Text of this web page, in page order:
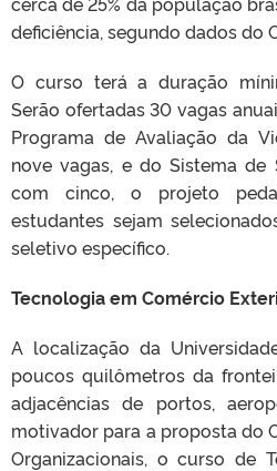
deficiência, segundo dados do
O curso terá a duração
Serão ofertadas 30 vagas
Programa de Avaliação da
nove vagas, e do Sistema de
com cinco, o projeto
estudantes sejam
seletivo específico.
Tecnologia em Comércio
A localização da
poucos quilômetros da
adjacências de portos,
motivador para a proposta do
Organizacionais, o curso de